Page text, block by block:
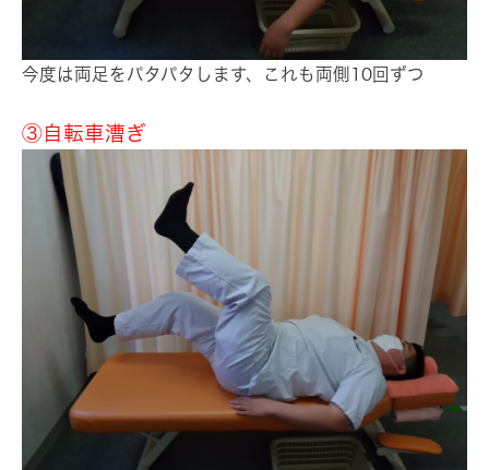
今度は両足をパタパタします、これも両側10回ずつ
③自転車漕ぎ